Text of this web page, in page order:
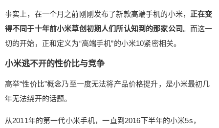
事实上，在一个月之前刚刚发布了新款高端手机的小米， 正在变
得不同于十年前小米草创初期人们所认知到的那家公司。而这一
切的开始，正和定义为“高端手机”的小米10紧密相关。
小米逃不开的性价比与竞争
高举“性价比”概念乃至一度无法将产品价格提升，是小米最初几
年无法绕开的话题。
从2011年的第一代小米手机，一直到2016下半年的小米5s，
过，无论是产品还是股价，小米多多少少让人感到
遗憾。 事实上，在一个月之前刚刚发布了新款高端
人们所认知到的那家公司。而这一切的开始，正和
定义为“高端手机”的小米10紧密相关。 小米逃不开
产品价格提升，是小米最初几年无法绕开的话题。
从2011年的第一代小米手机，一直到2016下半年的
一。低于同期大部分竞品的定价，让小米这个初创
扫描二维码继续阅读